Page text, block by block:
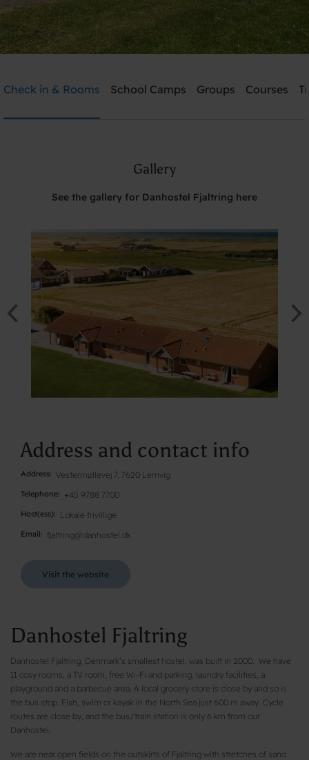
Need help? Ring:+45 9788 7700
Check in & Rooms School Camps Groups Courses
Gallery
See the gallery for Danhostel Fjaltring here
Address and contact info
Address Vestermøllevej 7, 7620 Lemvig
Telephone +45 9788 7700
Host(ess) Lokale frivillige
Email fjaltring@danhostel.dk
Visit the website
Danhostel Fjaltring
Danhostel Fjaltring, Denmark’s smallest hostel, was built in 2000. We have
11 cosy rooms, a TV room, free Wi-Fi and parking, laundry facilities, a
playground and a barbecue area. A local grocery store is close by and so is
the bus stop. Fish, swim or kayak in the North Sea just 600 m away. Cycle
routes are close by, and the bus/train station is only 6 km from our
Danhostel.
We are near open fields on the outskirts of Fjaltring with stretches of sand